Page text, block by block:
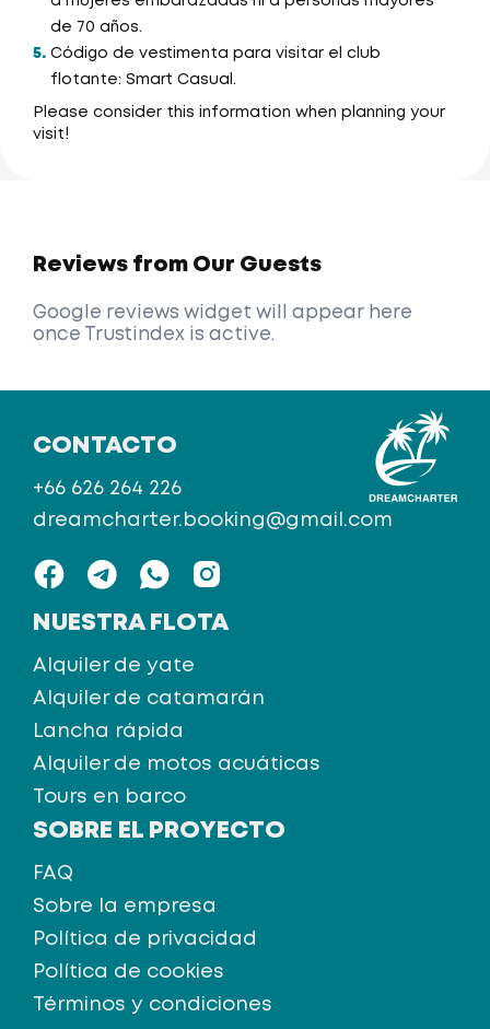
de 70 años.
5. Código de vestimenta para visitar el club
flotante: Smart Casual.
Please consider this information when planning your
visit!
Reviews from Our Guests
Google reviews widget will appear here
once Trustindex is active.
NUESTRA FLOTA
Alquiler de yate
Alquiler de catamarán
Lancha rápida
Alquiler de motos acuáticas
Tours en barco
SOBRE EL PROYECTO
FAQ
Sobre la empresa
Política de privacidad
Política de cookies
Términos y condiciones
CONTACTO
+66 626 264 226
dreamcharter.booking@gmail.com